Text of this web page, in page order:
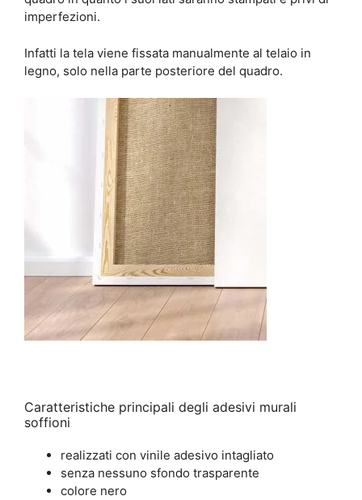
imperfezioni.
Infatti la tela viene fissata manualmente al telaio in
legno, solo nella parte posteriore del quadro.
Caratteristiche principali degli adesivi murali
soffioni
realizzati con vinile adesivo intagliato
senza nessuno sfondo trasparente
colore nero